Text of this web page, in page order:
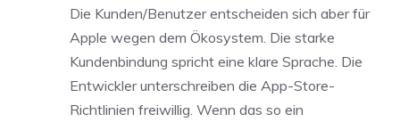
Die Kunden/Benutzer entscheiden sich aber für
Apple wegen dem Ökosystem. Die starke
Kundenbindung spricht eine klare Sprache. Die
Entwickler unterschreiben die App-Store-
Richtlinien freiwillig. Wenn das so ein